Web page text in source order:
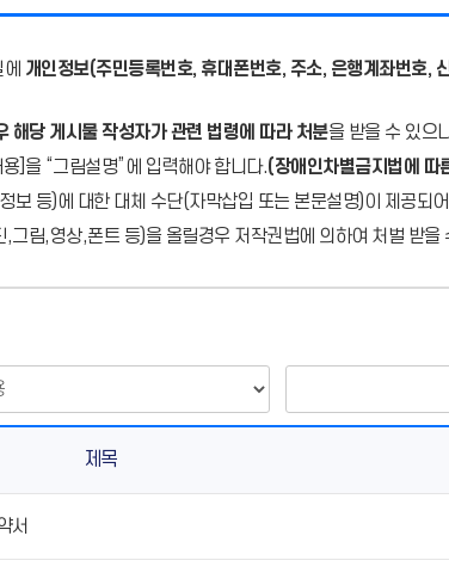
개인정보(주민등록번호, 휴대폰번호, 주소, 은행계좌번호,
해당 게시물 작성자가 관련 법령에 따라 처분을 받을 수 있으
]을 “그림설명”에 입력해야 합니다.(장애인차별금지법에 따
보 등)에 대한 대체 수단(자막삽입 또는 본문설명)이 제공되
그림,영상,폰트 등)을 올릴경우 저작권법에 의하여 처벌 받을
제목
서